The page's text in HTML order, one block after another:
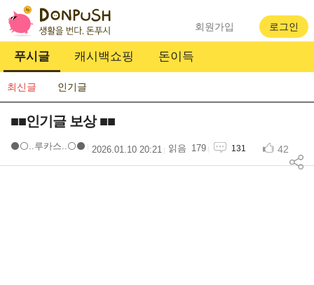
푸시글 캐시백쇼핑 돈이득
회원가입 로그인
최신글 인기글
■■인기글 보상 ■■
⚫️⚪️..루카스..⚪️⚫️ 2026.01.10 20:21 179 131 42